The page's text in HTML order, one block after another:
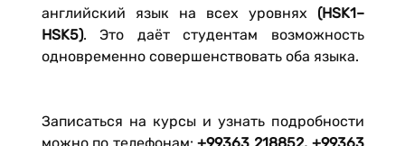
английский язык на всех уровнях (HSK1–
HSK5). Это даёт студентам возможность
одновременно совершенствовать оба языка.
Записаться на курсы и узнать подробности